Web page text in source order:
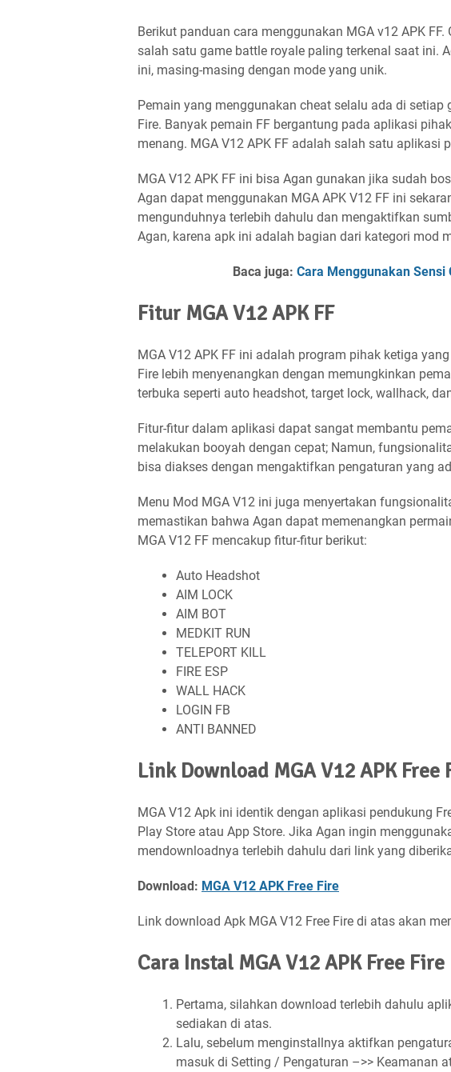
Berikut panduan cara menggunakan MGA v12 APK FF.
salah satu game battle royale paling terkenal saat ini.
ini, masing-masing dengan mode yang unik.
Pemain yang menggunakan cheat selalu ada di setiap
Fire. Banyak pemain FF bergantung pada aplikasi
menang. MGA V12 APK FF adalah salah satu aplikasi
MGA V12 APK FF ini bisa Agan gunakan jika sudah
Agan dapat menggunakan MGA APK V12 FF ini
mengunduhnya terlebih dahulu dan mengaktifkan
Agan, karena apk ini adalah bagian dari kategori mod
Baca juga: Cara Menggunakan Sensi
Fitur MGA V12 APK FF
MGA V12 APK FF ini adalah program pihak ketiga
Fire lebih menyenangkan dengan memungkinkan
terbuka seperti auto headshot, target lock, wallhack,
Fitur-fitur dalam aplikasi dapat sangat membantu
melakukan booyah dengan cepat; Namun,
bisa diakses dengan mengaktifkan pengaturan yang
Menu Mod MGA V12 ini juga menyertakan
memastikan bahwa Agan dapat memenangkan
MGA V12 FF mencakup fitur-fitur berikut:
Auto Headshot
AIM LOCK
AIM BOT
MEDKIT RUN
TELEPORT KILL
FIRE ESP
WALL HACK
LOGIN FB
ANTI BANNED
Link Download MGA V12 APK Free
MGA V12 Apk ini identik dengan aplikasi pendukung
Play Store atau App Store. Jika Agan ingin
mendownloadnya terlebih dahulu dari link yang
Download: MGA V12 APK Free Fire
Link download Apk MGA V12 Free Fire di atas akan
Cara Instal MGA V12 APK Free Fire
Pertama, silahkan download terlebih dahulu
sediakan di atas.
Lalu, sebelum menginstallnya aktifkan
masuk di Setting / Pengaturan –>> Keamanan